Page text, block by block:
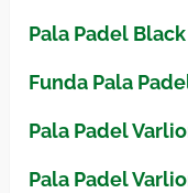
Pala Padel
Funda Pala
Pala Padel
Pala Padel